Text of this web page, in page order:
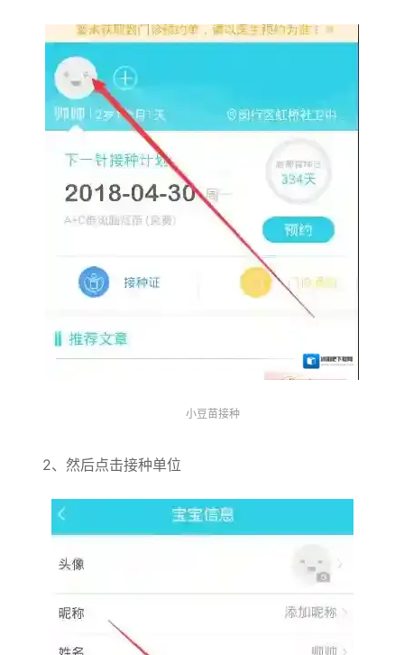
小豆苗接种
2、然后点击接种单位